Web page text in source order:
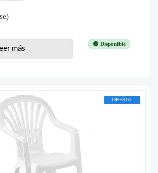
🟢 Disponible
más
OFERTA!